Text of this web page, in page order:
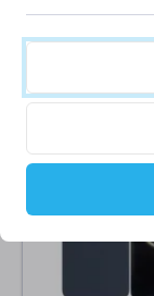
Max, Silver
ΣΕ ΑΠΌΘΕΜΑ 4 τεμ